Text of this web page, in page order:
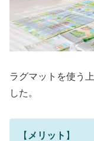
ラグマットを使う
した。
【 メリット 】